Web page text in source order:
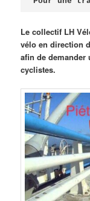
Le collectif LH
vélo en direction
afin de demander
cyclistes.